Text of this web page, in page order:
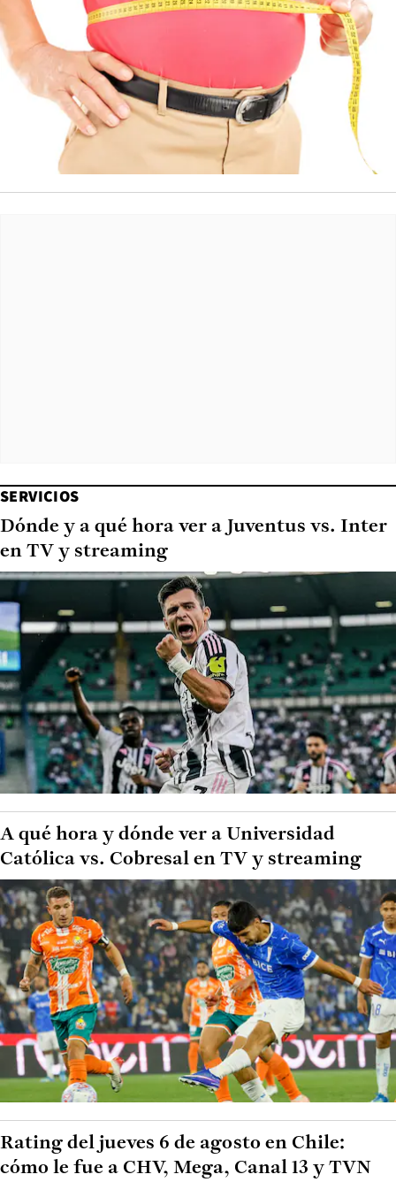
SERVICIOS
Dónde y a qué hora ver a Juventus vs. Inter
en TV y streaming
A qué hora y dónde ver a Universidad
Católica vs. Cobresal en TV y streaming
Rating del jueves 6 de agosto en Chile:
cómo le fue a CHV, Mega, Canal 13 y TVN